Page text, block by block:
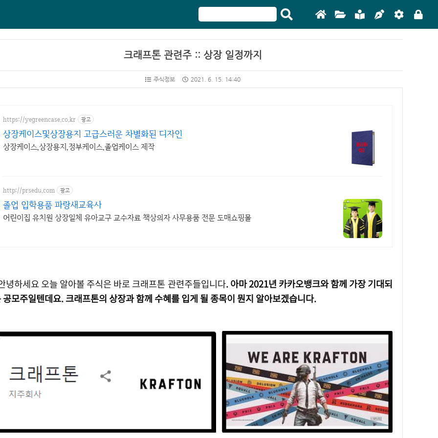
크래프톤 관련주 :: 상장 일정까지
주식정보 2021. 6. 15. 14:40
https://yegreencase.co.kr 광고
상장케이스및상장용지 고급스러운 차별화된 디자인
상장케이스,상장용지,정부케이스,졸업케이스 제작
http://prsedu.com 광고
졸업 입학용품 파랑새교육사
어린이집 유치원 상장일체 유아교구 교수자료 책상의자 사무용품 전문 도매쇼핑몰
안녕하세요 오늘 알아볼 주식은 바로 크래프톤 관련주들입니다. 아마 2021년 카카오뱅크와 함께 가장 기대되
공모주일텐데요. 크래프톤의 상장과 함께 수혜를 입게 될 종목이 뭔지 알아보겠습니다.